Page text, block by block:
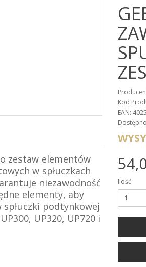
zestaw elementów
w spłuczkach
niezawodność
elementy, aby
spłuczki podtynkowej
UP320, UP720 i
Kod
EAN:
Ilość